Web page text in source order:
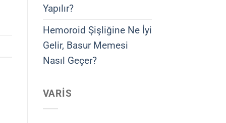
Yapılır?
Hemoroid Şişliğine Ne İyi
Gelir, Basur Memesi
Nasıl Geçer?
VARIS